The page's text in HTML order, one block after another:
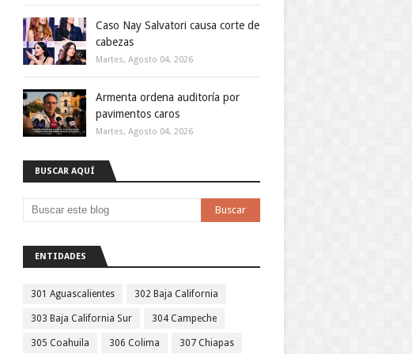
Caso Nay Salvatori causa corte de
cabezas
Martes, Agosto 04, 2026
Armenta ordena auditoría por
pavimentos caros
Martes, Agosto 04, 2026
BUSCAR AQUÍ
ENTIDADES
301 Aguascalientes 302 Baja California
303 Baja California Sur 304 Campeche
305 Coahuila 306 Colima 307 Chiapas